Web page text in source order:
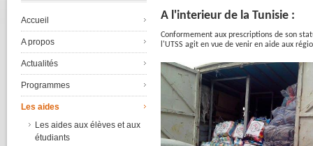
A l'interieur de la Tunisie :
Conformement aux prescriptions de son
l'UTSS agit en vue de venir en aide aux
Accueil
A propos
Actualités
Programmes
Les aides
Les aides aux élèves et aux
étudiants